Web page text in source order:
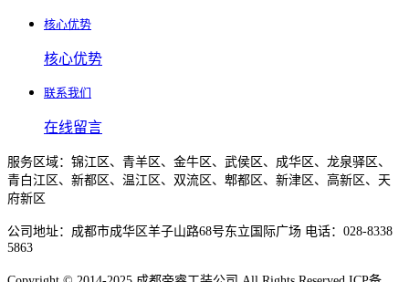
核心优势
核心优势
联系我们
在线留言
服务区域：锦江区、青羊区、金牛区、武侯区、成华区、龙泉驿区、
青白江区、新都区、温江区、双流区、郫都区、新津区、高新区、天
府新区
公司地址：成都市成华区羊子山路68号东立国际广场 电话：028-8338
5863